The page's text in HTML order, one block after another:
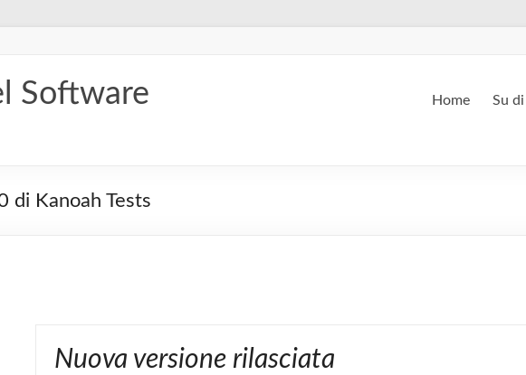
Software Home Su
di Kanoah Tests
Nuova versione rilasciata